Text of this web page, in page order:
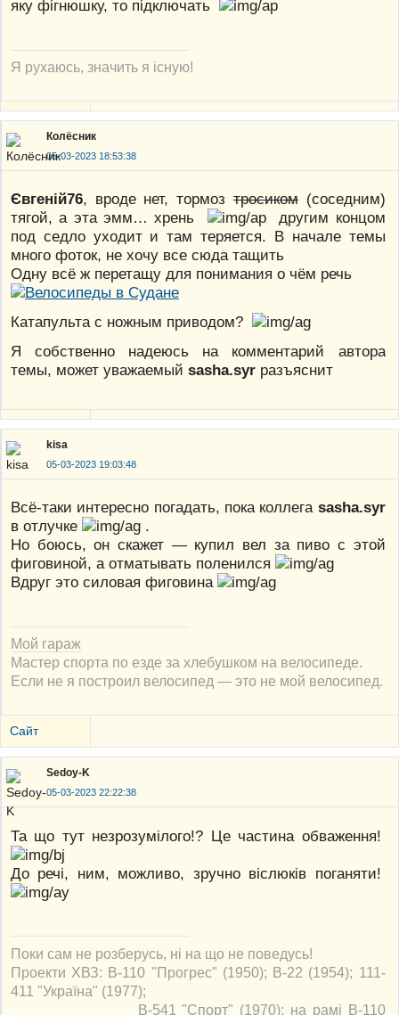
яку фігнюшку, то підключать
Я рухаюсь, значить я існую!
Колёсник
05-03-2023 18:53:38
Євгеній76, вроде нет, тормозтросиком(соседним)
тягой, а эта эмм… хрень
другим концом
под седло уходит и там теряется. В начале темы
много фоток, не хочу все сюда тащить
Одну всё ж перетащу для понимания о чём речь
Катапульта с ножным приводом?
Я собственно надеюсь на комментарий автора
темы, может уважаемый sasha.syr разъяснит
kisa
05-03-2023 19:03:48
Всё-таки интересно погадать, пока коллега sasha.syr
в отлучке
.
Но боюсь, он скажет — купил вел за пиво с этой
фиговиной, а отматывать поленился
Вдруг это силовая фиговина
Мой гараж
Мастер спорта по езде за хлебушком на велосипеде.
Если не я построил велосипед — это не мой велосипед.
Сайт
Sedoy-K
05-03-2023 22:22:38
Та що тут незрозумілого!? Це частина обваження!
До речі, ним, можливо, зручно віслюків поганяти!
Поки сам не розберусь, ні на що не поведусь!
Проекти ХВЗ: В-110 "Прогрес" (1950); В-22 (1954); 111-
411 "Україна" (1977);
В-541 "Спорт" (1970); на рамі В-110